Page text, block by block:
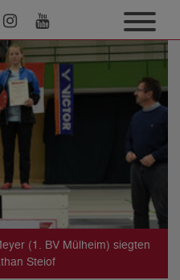
(1. BV Mülheim) siegten
Steiof